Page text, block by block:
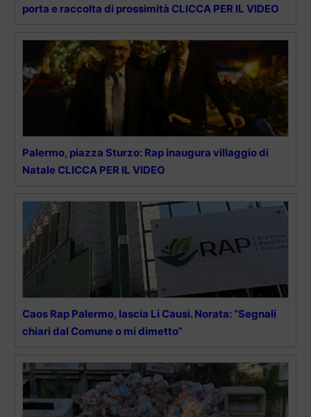
porta e raccolta di prossimità CLICCA PER IL VIDEO
Palermo, piazza Sturzo: Rap inaugura villaggio di
Natale CLICCA PER IL VIDEO
Caos Rap Palermo, lascia Li Causi. Norata: “Segnali
chiari dal Comune o mi dimetto”